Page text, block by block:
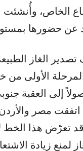
الخاص، وأُنشئت
الغاز
الأولى
إلى العقبة
خلال العام 2003. وخلال العام
وقد تعرّض هذا